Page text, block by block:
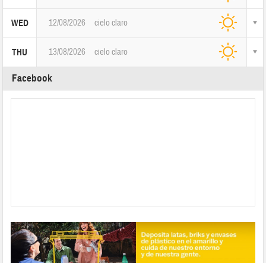
WED 12/08/2026 cielo claro
THU 13/08/2026 cielo claro
Facebook